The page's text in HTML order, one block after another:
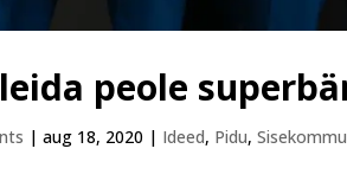
peole
|aug 18, 2020 | Ideed, Pidu,